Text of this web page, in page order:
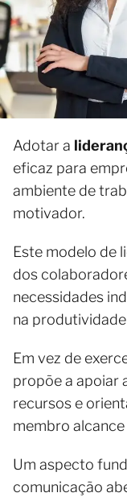
Adotar a
eficaz para
ambiente de
motivador.
Este modelo de
dos
necessidades
na
Em vez de
propõe a apoiar
recursos e
membro
Um aspecto
comunicação